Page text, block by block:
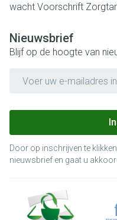
wacht Voorschrift
Nieuwsbrief
Blijf op de hoogte van
Door op inschrijven te
nieuwsbrief en gaat u